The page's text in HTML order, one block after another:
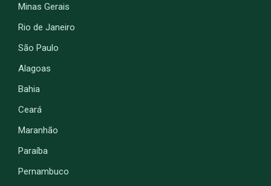
Minas Gerais
Rio de Janeiro
São Paulo
Alagoas
Bahia
Ceará
Maranhão
Paraíba
Pernambuco